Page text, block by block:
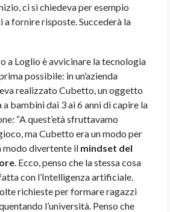
ci si chiedeva per esempio
fornire risposte. Succederà la
a Loglio è avvicinare la tecnologia
possibile: in un’azienda
realizzato Cubetto, un oggetto
a bambini dai 3 ai 6 anni di capire la
“A quest’età sfruttavamo
ma Cubetto era un modo per
modo divertente il mindset del
. Ecco, penso che la stessa cosa
con l’Intelligenza artificiale.
richieste per formare ragazzi
l’università. Penso che